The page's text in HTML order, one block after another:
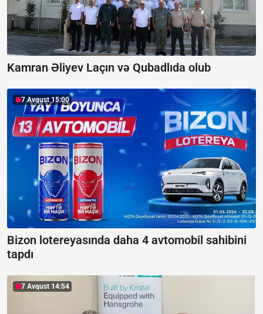
Kamran Əliyev Laçın və Qubadlıda olub
7 Avqust 15:00
Bizon lotereyasında daha 4 avtomobil sahibini
tapdı
7 Avqust 14:54